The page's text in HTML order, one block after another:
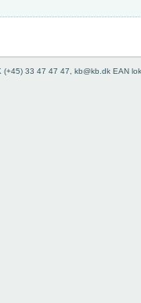
33 47 47 47, kb@kb.dk EAN